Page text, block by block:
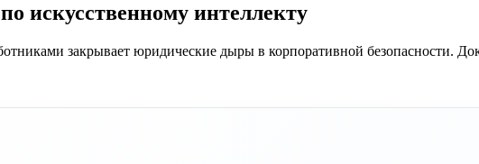
искусственному интеллекту
закрывает юридические дыры в корпоративной безопасности.